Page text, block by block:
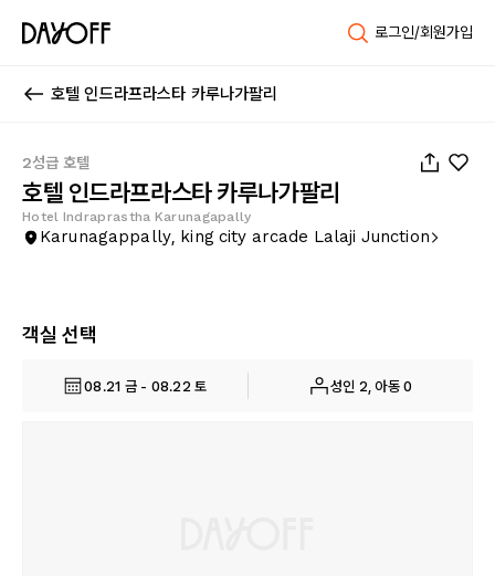
로그인/회원가입
호텔 인드라프라스타 카루나가팔리
2성급 호텔
호텔 인드라프라스타 카루나가팔리
Hotel Indraprastha Karunagapally
Karunagappally, king city arcade Lalaji Junction
객실 선택
08.21 금 - 08.22 토 성인 2, 아동 0